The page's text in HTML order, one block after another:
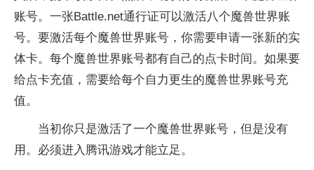
账号。一张Battle.net通行证可以激活八个魔兽世界账
号。要激活每个魔兽世界账号，你需要申请一张新的实
体卡。每个魔兽世界账号都有自己的点卡时间。如果要
给点卡充值，需要给每个自力更生的魔兽世界账号充
值。
当初你只是激活了一个魔兽世界账号，但是没有
用。必须进入腾讯游戏才能立足。